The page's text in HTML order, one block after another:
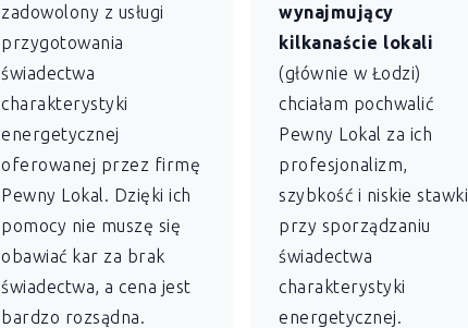
zadowolony z usługi
przygotowania
świadectwa
charakterystyki
energetycznej
oferowanej przez firmę
Pewny Lokal. Dzięki ich
pomocy nie muszę się
obawiać kar za brak
świadectwa, a cena jest
bardzo rozsądna.
wynajmujący
kilkanaście lokali
(głównie w Łodzi)
chciałam pochwalić
Pewny Lokal za ich
profesjonalizm,
szybkość i niskie stawki
przy sporządzaniu
świadectwa
charakterystyki
energetycznej.